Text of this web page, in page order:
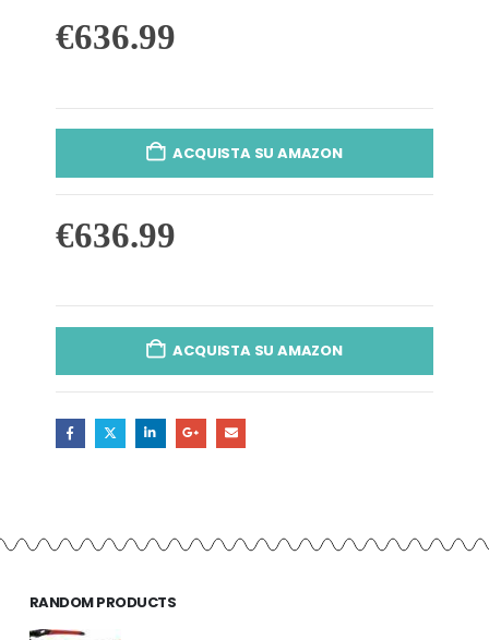
€636.99
ACQUISTA SU AMAZON
€636.99
ACQUISTA SU AMAZON
RANDOM PRODUCTS